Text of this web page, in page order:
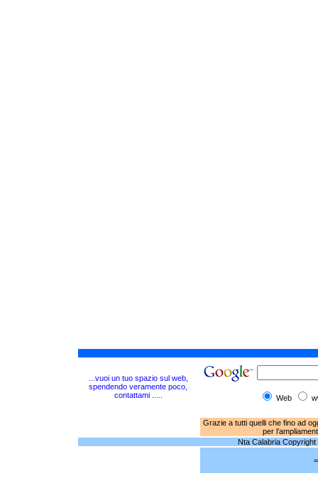
...vuoi un tuo spazio sul web,
spendendo veramente poco,
contattami .....
Web
Grazie a tutti quelli che fino ad
per
Nta Calabria